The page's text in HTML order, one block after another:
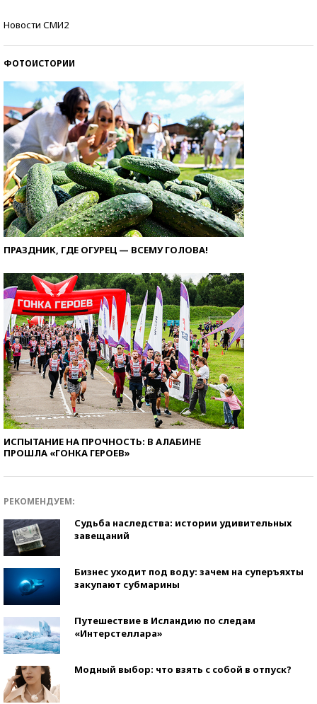
Новости СМИ2
ФОТОИСТОРИИ
ПРАЗДНИК, ГДЕ ОГУРЕЦ — ВСЕМУ ГОЛОВА!
ИСПЫТАНИЕ НА ПРОЧНОСТЬ: В АЛАБИНЕ
ПРОШЛА «ГОНКА ГЕРОЕВ»
РЕКОМЕНДУЕМ:
Судьба наследства: истории удивительных
завещаний
Бизнес уходит под воду: зачем на суперъяхты
закупают субмарины
Путешествие в Исландию по следам
«Интерстеллара»
Модный выбор: что взять с собой в отпуск?